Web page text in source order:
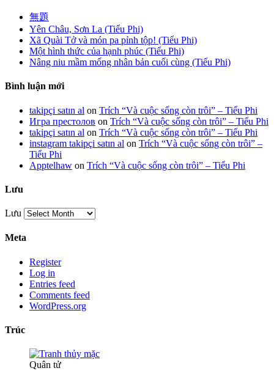
無題
Yên Châu, Sơn La (Tiểu Phi)
Xã Quài Tở và món pa pỉnh tộp! (Tiểu Phi)
Một hình thức của hạnh phúc (Tiểu Phi)
Nâng niu mầm mống nhân bản cuối cùng (Tiểu Phi)
Bình luận mới
takipçi satın al on Trích “Và cuộc sống còn trôi” – Tiểu Phi
Игра престолов on Trích “Và cuộc sống còn trôi” – Tiểu Phi
takipçi satın al on Trích “Và cuộc sống còn trôi” – Tiểu Phi
instagram takipçi satın al on Trích “Và cuộc sống còn trôi” –
Tiểu Phi
Apptelhaw on Trích “Và cuộc sống còn trôi” – Tiểu Phi
Lưu
Lưu
Meta
Register
Log in
Entries feed
Comments feed
WordPress.org
Trúc
Quân tử